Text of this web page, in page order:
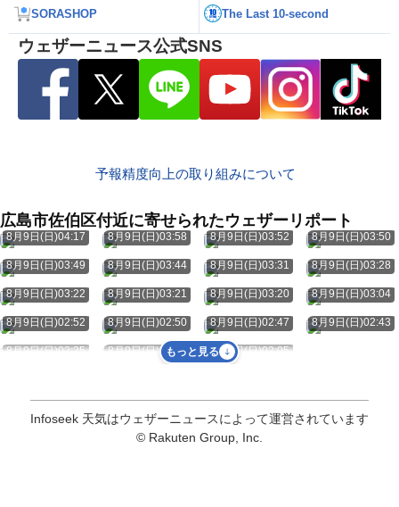
SORASHOP The Last 10-second
ウェザーニュース公式SNS
予報精度向上の取り組みについて
広島市佐伯区付近に寄せられたウェザーリポート
8月9日(日)04:17 8月9日(日)03:58 8月9日(日)03:52 8月9日(日)03:50
8月9日(日)03:49 8月9日(日)03:44 8月9日(日)03:31 8月9日(日)03:28
8月9日(日)03:22 8月9日(日)03:21 8月9日(日)03:20 8月9日(日)03:04
8月9日(日)02:52 8月9日(日)02:50 8月9日(日)02:47 8月9日(日)02:43
8月9日(日)02:25 8月9日(日)02:09 8月9日(日)02:05
もっと見る
Infoseek 天気はウェザーニュースによって運営されています
© Rakuten Group, Inc.